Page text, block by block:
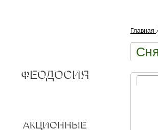
Главная ⁄
ФЕОДОСИЯ
АКЦИОННЫЕ